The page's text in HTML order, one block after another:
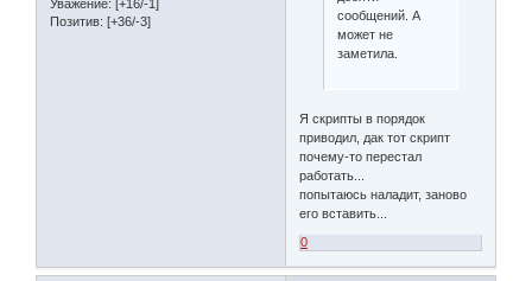
Уважение: [+16/-1]
Позитив: [+36/-3]
сообщений. А
может не
заметила.
Я скрипты в порядок
приводил, дак тот скрипт
почему-то перестал
работать...
попытаюсь наладит, заново
его вставить...
0